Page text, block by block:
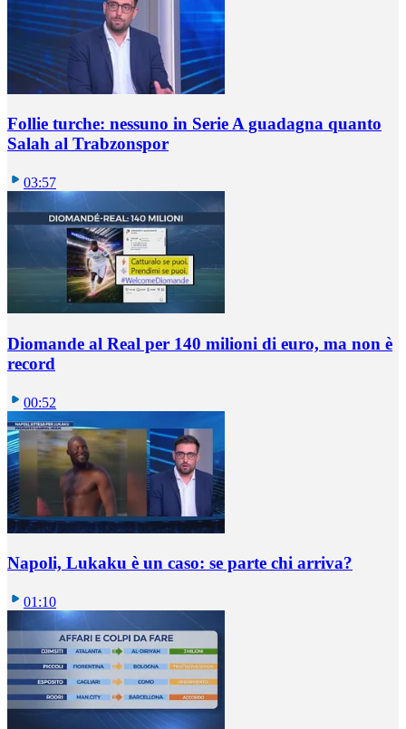
Follie turche: nessuno in Serie A guadagna quanto
Salah al Trabzonspor
03:57
Diomande al Real per 140 milioni di euro, ma non è
record
00:52
Napoli, Lukaku è un caso: se parte chi arriva?
01:10